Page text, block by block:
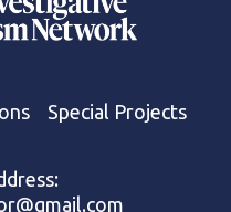
Special Projects